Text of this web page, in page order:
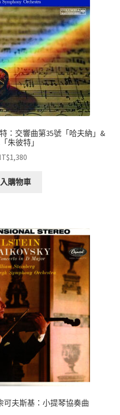
特：交響曲第35號「哈夫納」&
朱彼特」
1,380
購物車
可夫斯基：小提琴協奏曲